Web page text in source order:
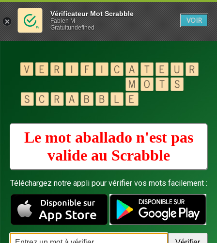
Le mot aballado n'est pas
valide au Scrabble
Téléchargez notre appli pour vérifier vos mots facilement :
Vérificateur Mot Scrabble
Fabien M
Gratuitundefined
VOIR